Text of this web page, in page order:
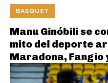
BASQUET
Manu Ginóbili se
mito del deporte
Maradona, Fangio